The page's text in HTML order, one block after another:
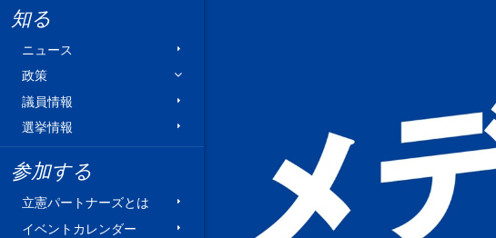
知る
ニュース
政策
議員情報
選挙情報
参加する
立憲パートナーズとは
イベントカレンダー